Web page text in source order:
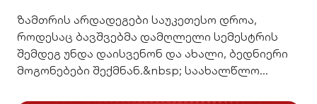
ზამთრის არდადეგები საუკეთესო დროა,
როდესაც ბავშვებმა დამღლელი სემესტრის
შემდეგ უნდა დაისვენონ და ახალი, ბედნიერი
მოგონებები შექმნან.&nbsp; საახალწლო